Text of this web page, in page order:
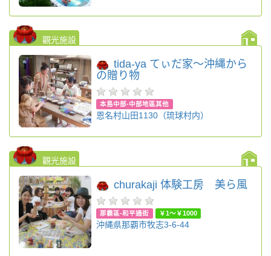
觀光施設
tida-ya てぃだ家～沖縄から
の贈り物
本島中部-中部地區其他
恩名村山田1130（琉球村内）
觀光施設
churakaji 体験工房 美ら風
那霸區-和平通街 ￥1～￥1000
沖縄県那覇市牧志3-6-44